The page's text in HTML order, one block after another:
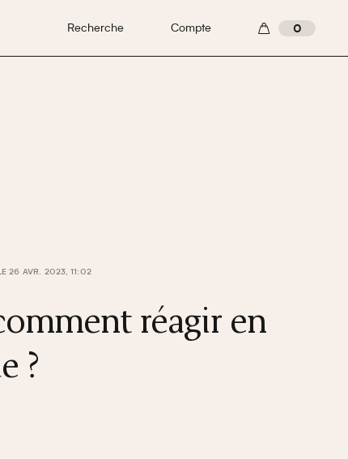
Recherche Compte 0
26 AVR. 2023, 11:02
réagir en
?